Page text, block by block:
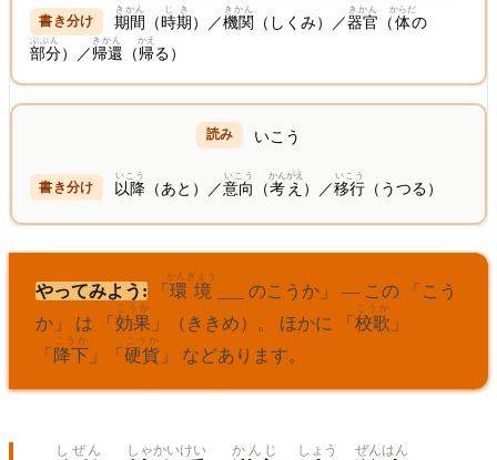
期間
きかん
（ 時期
じき
）／機関
きかん
（しくみ）／器官
きかん
（ 体
からだ
の
部分
ぶぶん
）／ 帰還
きかん
（ 帰
かえ
る）
いこう
以降
いこう
（あと）／意向
いこう
（考え
かんがえ
）／移行
いこう
（うつる）
やってみよう: 「 環境
かんきょう
___ のこうか」 — この 「こう
か」 は 「 効果
こうか
」（ききめ）。 ほかに 「 校歌
こうか
」
「 降下
こうか
」「 硬貨
こうか
」 などあります。
しぜん しゃかいけい かんじ しょう ぜんはん